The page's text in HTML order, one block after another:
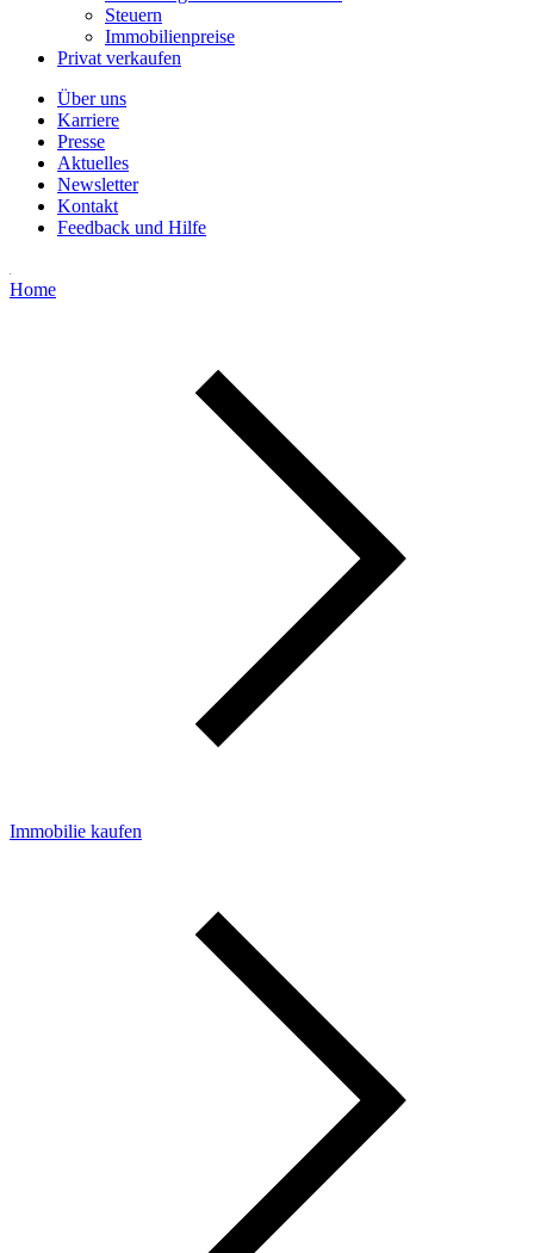
Steuern
Immobilienpreise
Privat verkaufen
Über uns
Karriere
Presse
Aktuelles
Newsletter
Kontakt
Feedback und Hilfe
Home
Immobilie kaufen